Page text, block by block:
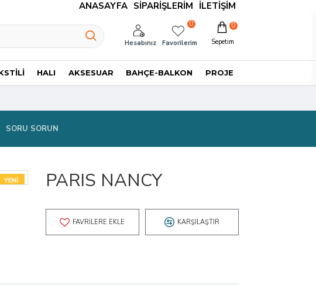
ANASAYFA SIPARIŞLERIM İLETIŞIM
Hesabınız Favorilerim
0
Sepetim
0
HALI AKSESUAR BAHÇE-BALKON PROJE
SORU SORUN
YENI PARIS NANCY
FAVRILERE EKLE KARŞILAŞTIR